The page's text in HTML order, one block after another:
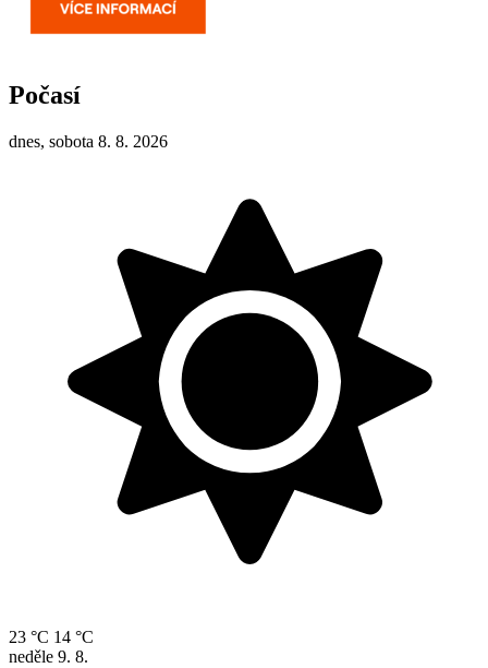
Počasí
dnes, sobota 8. 8. 2026
23 °C 14 °C
neděle 9. 8.